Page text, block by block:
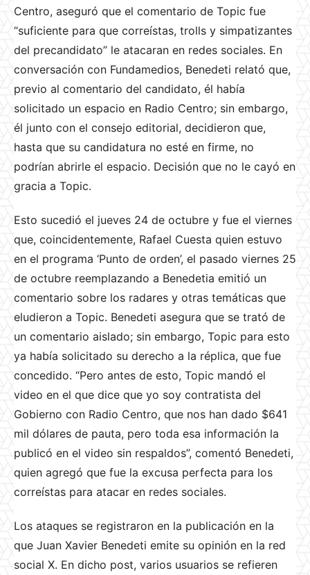
Centro, aseguró que el comentario de Topic fue
“suficiente para que correístas, trolls y simpatizantes
del precandidato” le atacaran en redes sociales. En
conversación con Fundamedios, Benedeti relató que,
previo al comentario del candidato, él había
solicitado un espacio en Radio Centro; sin embargo,
él junto con el consejo editorial, decidieron que,
hasta que su candidatura no esté en firme, no
podrían abrirle el espacio. Decisión que no le cayó en
gracia a Topic.
Esto sucedió el jueves 24 de octubre y fue el viernes
que, coincidentemente, Rafael Cuesta quien estuvo
en el programa ‘Punto de orden’, el pasado viernes 25
de octubre reemplazando a Benedetia emitió un
comentario sobre los radares y otras temáticas que
eludieron a Topic. Benedeti asegura que se trató de
un comentario aislado; sin embargo, Topic para esto
ya había solicitado su derecho a la réplica, que fue
concedido. “Pero antes de esto, Topic mandó el
video en el que dice que yo soy contratista del
Gobierno con Radio Centro, que nos han dado $641
mil dólares de pauta, pero toda esa información la
publicó en el video sin respaldos”, comentó Benedeti,
quien agregó que fue la excusa perfecta para los
correístas para atacar en redes sociales.
Los ataques se registraron en la publicación en la
que Juan Xavier Benedeti emite su opinión en la red
social X. En dicho post, varios usuarios se refieren